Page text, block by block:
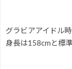
グラビアアイドル
身長は158cmと標